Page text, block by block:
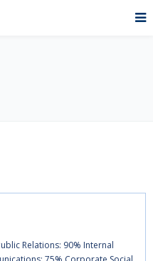
Relations: 90% Internal